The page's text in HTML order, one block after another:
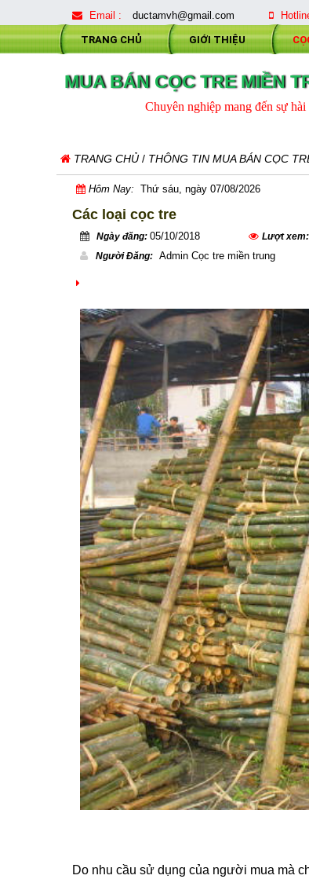
Email : ductamvh@gmail.com
TRANG CHỦ GIỚI THIỆU
MUA BÁN CỌC TRE MIỀN
Chuyên nghiệp mang đến sự
TRANG CHỦ / THÔNG TIN MUA BÁN CỌC
Hôm Nay: Thứ sáu, ngày 07/08/2026
Các loại cọc tre
Ngày đăng: 05/10/2018 Lượt
Người Đăng: Admin Cọc tre miền trung
Do nhu cầu sử dụng của người mua mà